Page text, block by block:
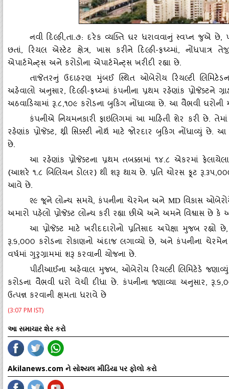
નવી દિલ્‍હી,તા.૭: દરેક વ્‍યક્‍તિ ઘર ધરાવવાનું સ્‍વપ્ન જુએ
છતાં, રિયલ એસ્‍ટેટ ક્ષેત્ર, ખાસ કરીને દિલ્‍હી-ફઘ્‍ય્‍માં,
એપાર્ટમેન્‍ટ્‍સ અને કરોડોના એપાર્ટમેન્‍ટ્‍સ ખરીદી રહ્યા છે.
તાજેતરનું ઉદાહરણ મુંબઈ સ્‍થિત ઓબેરોય રિયલ્‍ટી
અહેવાલો અનુસાર, દિલ્‍હી-ફઘ્‍ય્‍માં કંપનીના પ્રથમ રહેણાંક
અઠવાડિયામાં રૂ.૮,૧૦૯ કરોડના બુકિગ નોંધાવ્‍યા છે. આ વૈભવી ઘરોની
કંપનીએ નિયમનકારી ફાઇલિગમાં આ માહિતી શેર કરી છે.
રહેણાંક પ્રોજેક્‍ટ, થ્રી સિક્‍સ્‍ટી નોર્થ માટે જોરદાર બુકિગ નોંધાવ્‍યું છે. આ
છે.
આ રહેણાંક પ્રોજેક્‍ટના પ્રથમ તબક્કામાં ૧૪.૮ એકરમાં
(આશરે ૧.૮ બિલિયન ડોલર) થી શરૂ થાય છે. પ્રતિ ચોરસ ફૂટ રૂ.૩૫
આવે છે.
૨૯ જૂને લોન્‍ચ સમયે, કંપનીના ચેરમેન અને MDવિકાસ
અમારો પહેલો પ્રોજેક્‍ટ લોન્‍ચ કરી રહ્યા છીએ અને અમને વિશ્વાસ છે
આ પ્રોજેક્‍ટ માટે ખરીદદારોનો પ્રતિસાદ અપેક્ષા મુજબ રહ્યો છે
રૂ.૬,૦૦૦ કરોડના રોકાણનો અંદાજ લગાવ્‍યો છે, અને કંપનીના ચેરમેન
વર્ષમાં ગુરુગ્રામમાં શરૂ કરવાની યોજના છે.
પીટીઆઈના અહેવાલ મુજબ, ઓબેરોય રિયલ્‍ટી લિમિટેડે
કરોડના વૈભવી ઘરો વેચી દીધા છે. કંપનીના જણાવ્‍યા અનુસાર,
ઉત્‍પન્ન કરવાની ક્ષમતા ધરાવે છે
(3:07 PM IST)
આ સમાચાર શેર કરો
Akilanews.com ને સોશ્યલ મીડિયા પર ફોલો કરો